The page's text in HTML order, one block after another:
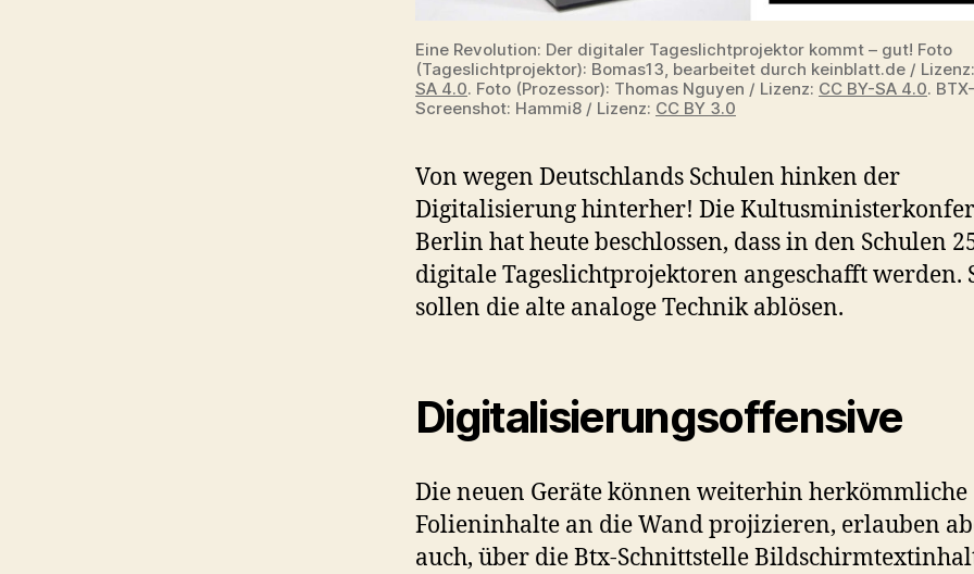
Eine Revolution: Der digitaler Tageslichtprojektor kommt – gut! Foto
(Tageslichtprojektor): Bomas13, bearbeitet durch keinblatt.de / Lizenz:
SA 4.0. Foto (Prozessor): Thomas Nguyen / Lizenz: CC BY-SA 4.0. BTX-
Screenshot: Hammi8 / Lizenz: CC BY 3.0
Von wegen Deutschlands Schulen hinken der
Digitalisierung hinterher! Die
Berlin hat heute beschlossen, dass in den Schulen
digitale Tageslichtprojektoren angeschafft werden.
sollen die alte analoge Technik ablösen.
Digitalisierungsoffensive
Die neuen Geräte können weiterhin herkömmliche
Folieninhalte an die Wand projizieren, erlauben
auch, über die Btx-Schnittstelle